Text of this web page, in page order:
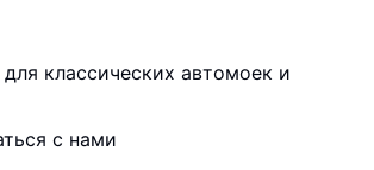
классических автомоек и
с нами